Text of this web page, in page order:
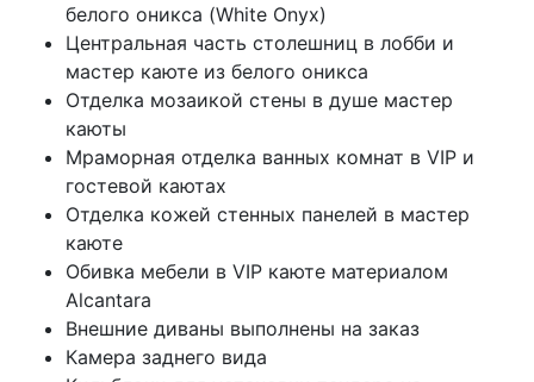
белого оникса (White Onyx)
Центральная часть столешниц в лобби и
мастер каюте из белого оникса
Отделка мозаикой стены в душе мастер
каюты
Мраморная отделка ванных комнат в VIP и
гостевой каютах
Отделка кожей стенных панелей в мастер
каюте
Обивка мебели в VIP каюте материалом
Alcantara
Внешние диваны выполнены на заказ
Камера заднего вида